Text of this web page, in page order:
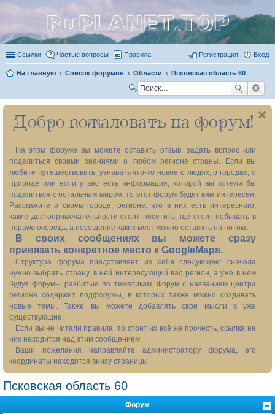
RuPLANET.TOP
Ссылки Частые вопросы Правила Вход
Регистрация
На главную Список форумов Области Псковская область 60
ск
Добро пожаловать на форум!
На этом форуме вы можете оставить отзыв, задать вопрос или
поделиться своими знаниями о любом регионе страны. Если вы
любите путешествовать, узнавать что-то новое о людях, о городах, о
природе или если у вас есть информация, которой вы хотели бы
поделиться с остальным миром, то этот форум будет вам интересен.
Расскажите о своём городе, регионе, что в них есть интересного,
какие достопримечательности стоит посетить, где стоит побывать в
первую очередь, а посещение каких мест можно оставить на потом.
В своих сообщениях вы можете сразу
привязать конкретное место к GoogleMaps.
Структура форума представляет из себя следующее: сначала
нужно выбрать страну, в ней интересующий вас регион, а уже в нём
будут форумы разбитые по тематикам. Форум с названием центра
региона содержит подфорумы, в которых также можно создавать
новые темы. Также вы можете добавлять свои мысли в уже
существующие.
Если вы не читали правила, то стоит их всё же прочесть, ссылка на
них находится над этим сообщением.
Ваши пожелания направляйте администратору форума, его
координаты находятся внизу страницы.
Псковская область 60
Форум